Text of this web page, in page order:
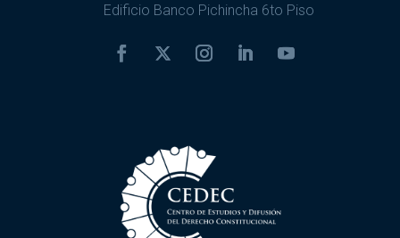
Edificio Banco Pichincha 6to Piso